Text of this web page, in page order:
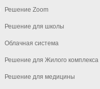
Решение Zoom
Решение для школы
Облачная система
Решение для Жилого комплекса
Решение для медицины